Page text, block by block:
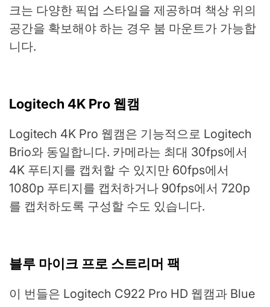
크는 다양한 픽업 스타일을 제공하며 책상 위의
공간을 확보해야 하는 경우 붐 마운트가 가능합
니다.
Logitech 4K Pro 웹캠
Logitech 4K Pro 웹캠은 기능적으로 Logitech
Brio와 동일합니다. 카메라는 최대 30fps에서
4K 푸티지를 캡처할 수 있지만 60fps에서
1080p 푸티지를 캡처하거나 90fps에서 720p
를 캡처하도록 구성할 수도 있습니다.
블루 마이크 프로 스트리머 팩
이 번들은 Logitech C922 Pro HD 웹캠과 Blue